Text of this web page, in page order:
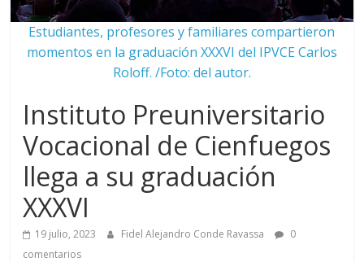
Estudiantes, profesores y familiares compartieron
momentos en la graduación XXXVI del IPVCE Carlos
Roloff. /Foto: del autor.
Instituto Preuniversitario
Vocacional de Cienfuegos
llega a su graduación
XXXVI
19 julio, 2023 Fidel Alejandro Conde Ravassa
0
comentarios